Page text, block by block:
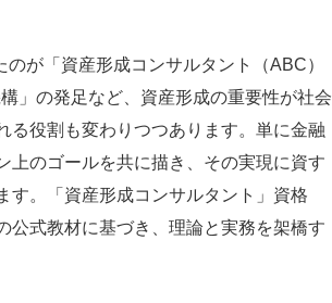
が「資産形成コンサルタント（ABC）
」の発足など、資産形成の重要性が社会
る役割も変わりつつあります。単に金融
上のゴールを共に描き、その実現に資す
す。「資産形成コンサルタント」資格
公式教材に基づき、理論と実務を架橋す